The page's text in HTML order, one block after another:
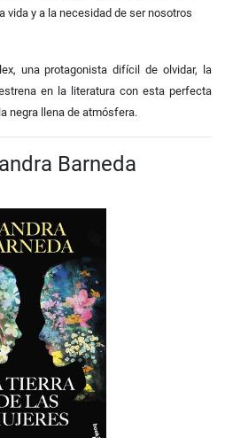
vida y a la necesidad de ser nosotros
una pro­tagonista difícil de olvidar, la
en la literatura con esta perfecta
negra llena de atmósfera.
Barneda